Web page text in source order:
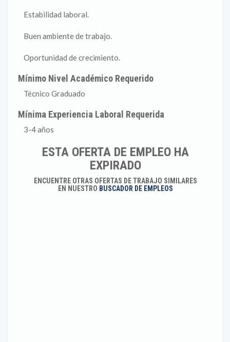
Estabilidad laboral.
Buen ambiente de trabajo.
Oportunidad de crecimiento.
Mínimo Nivel Académico Requerido
Técnico Graduado
Mínima Experiencia Laboral Requerida
3-4 años
ESTA OFERTA DE EMPLEO HA
EXPIRADO
ENCUENTRE OTRAS OFERTAS DE TRABAJO SIMILARES
EN NUESTRO BUSCADOR DE EMPLEOS